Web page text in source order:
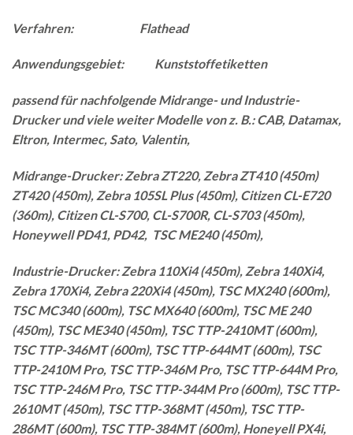
Verfahren: Flathead
Anwendungsgebiet: Kunststoffetiketten
passend für nachfolgende Midrange- und Industrie-
Drucker und viele weiter Modelle von z. B.: CAB, Datamax,
Eltron, Intermec, Sato, Valentin,
Midrange-Drucker: Zebra ZT220, Zebra ZT410 (450m)
ZT420 (450m), Zebra 105SL Plus (450m), Citizen CL-E720
(360m), Citizen CL-S700, CL-S700R, CL-S703 (450m),
Honeywell PD41, PD42, TSC ME240 (450m),
Industrie-Drucker: Zebra 110Xi4 (450m), Zebra 140Xi4,
Zebra 170Xi4, Zebra 220Xi4 (450m), TSC MX240 (600m),
TSC MC340 (600m), TSC MX640 (600m), TSC ME 240
(450m), TSC ME340 (450m), TSC TTP-2410MT (600m),
TSC TTP-346MT (600m), TSC TTP-644MT (600m), TSC
TTP-2410M Pro, TSC TTP-346M Pro, TSC TTP-644M Pro,
TSC TTP-246M Pro, TSC TTP-344M Pro (600m), TSC TTP-
2610MT (450m), TSC TTP-368MT (450m), TSC TTP-
286MT (600m), TSC TTP-384MT (600m), Honeyell PX4i,